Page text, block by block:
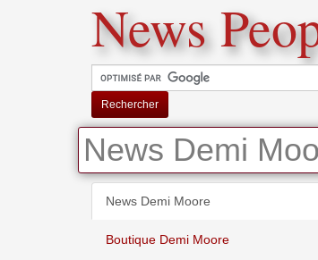
News
Rechercher
News Demi
News Demi Moore
Boutique Demi Moore